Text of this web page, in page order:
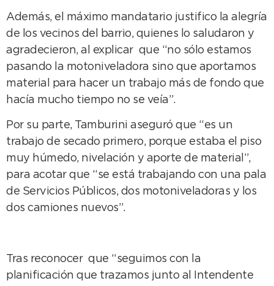
Además, el máximo mandatario justifico la alegría
de los vecinos del barrio, quienes lo saludaron y
agradecieron, al explicar que “no sólo estamos
pasando la motoniveladora sino que aportamos
material para hacer un trabajo más de fondo que
hacía mucho tiempo no se veía”.
Por su parte, Tamburini aseguró que “es un
trabajo de secado primero, porque estaba el piso
muy húmedo, nivelación y aporte de material”,
para acotar que “se está trabajando con una pala
de Servicios Públicos, dos motoniveladoras y los
dos camiones nuevos”.
Tras reconocer que “seguimos con la
planificación que trazamos junto al Intendente